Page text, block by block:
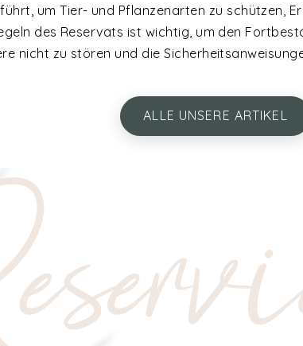
um Tier- und Pflanzenarten zu schützen,
des Reservats ist wichtig, um den
nicht zu stören und die
ALLE UNSERE ARTIKEL